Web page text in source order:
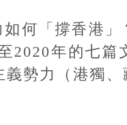
何「撐香港
2020年的七篇
勢力（港獨